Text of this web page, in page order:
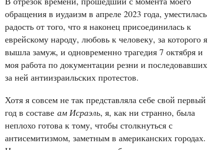
обращения в иудаизм в апреле 2023 года, уместилась
радость от того, что я наконец присоединилась к
еврейскому народу, любовь к человеку, за которого я
вышла замуж, и одновременно трагедия 7 октября и
моя работа по документации резни и последовавших
за ней антиизраильских протестов.
Хотя я совсем не так представляла себе свой первый
год в составе ам Исраэль, я, как ни странно, была
неплохо готова к тому, чтобы столкнуться с
антисемитизмом, заметным в американских городах.